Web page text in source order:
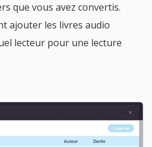
que vous avez convertis.
ajouter les livres audio
lecteur pour une lecture